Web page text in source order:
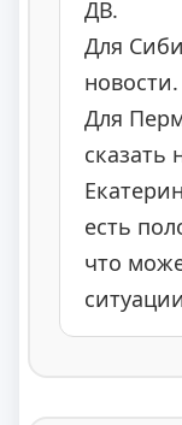
ДВ.
Для
новости.
Для
сказать
есть
что